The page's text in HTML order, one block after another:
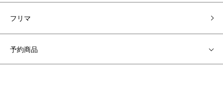
フリマ
予約商品